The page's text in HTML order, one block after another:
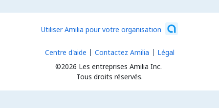
Utiliser Amilia pour votre organisation
©2026 Les entreprises Amilia Inc.
Tous droits réservés.
Centre d'aide Contactez Amilia Légal